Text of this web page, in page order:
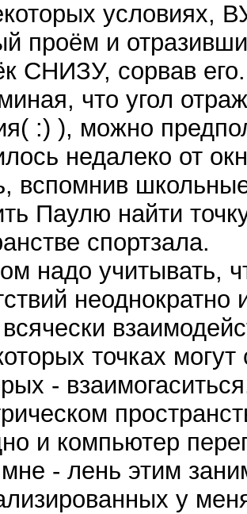
условиях,
проём и
СНИЗУ, сорвав его.
что угол
:) ), можно
недалеко от
вспомнив
Паулю найти
спортзала.
надо учитывать,
точках
-
и компьютер
- лень этим
у